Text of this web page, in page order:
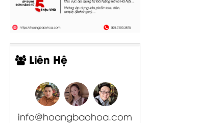
CP05-00519-
000 Bo Input
B1500XP
CP05-00520-
Behringer
Liên Hệ
info@hoangbaohoa.com